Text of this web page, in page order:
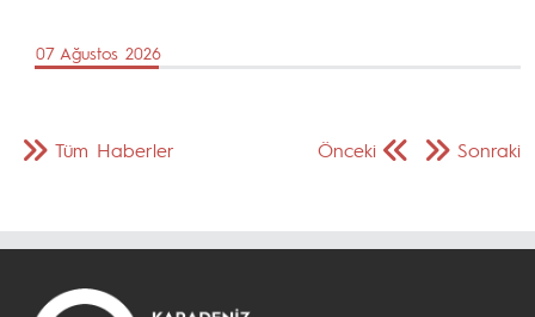
07 Ağustos 2026
Önceki Sonraki
Tüm Haberler